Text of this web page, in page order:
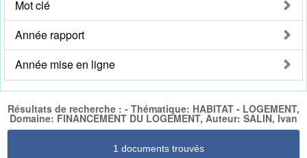
Mot clé
Année rapport
Année mise en ligne
Résultats de recherche : - Thématique: HABITAT - LOGEMENT,
Domaine: FINANCEMENT DU LOGEMENT, Auteur: SALIN, Ivan
1 documents trouvés